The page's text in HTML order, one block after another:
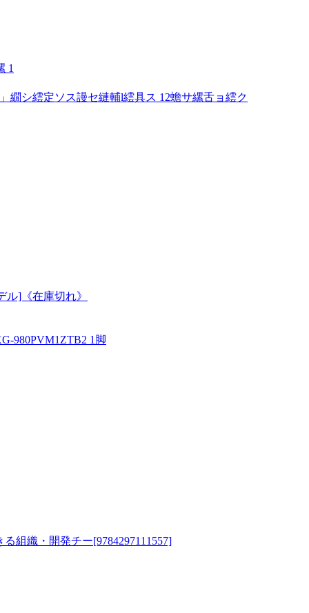
1
繝シ繧定ソス謾セ縺輔l繧具ス 12蟾サ縲舌ョ繧ク
]《在庫切れ》
980PVM1ZTB2 1脚
組織・開発チー[9784297111557]